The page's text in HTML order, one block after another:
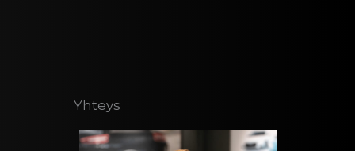
Yhteys